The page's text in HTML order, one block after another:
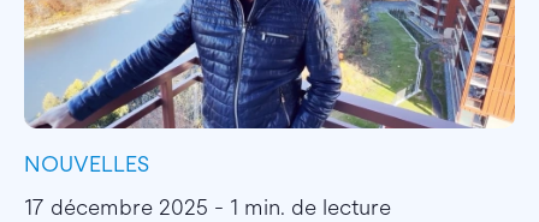
NOUVELLES
17 décembre 2025 - 1 min. de lecture